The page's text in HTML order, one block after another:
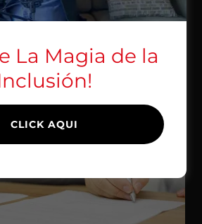
La Magia de la
CLICK AQUI